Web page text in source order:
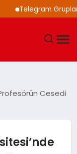
Telegram Grupları
Cesedi